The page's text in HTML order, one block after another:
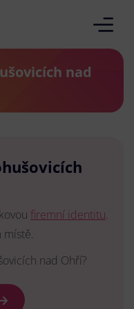
nad
firemní identitu.
místě.
nad Ohří?